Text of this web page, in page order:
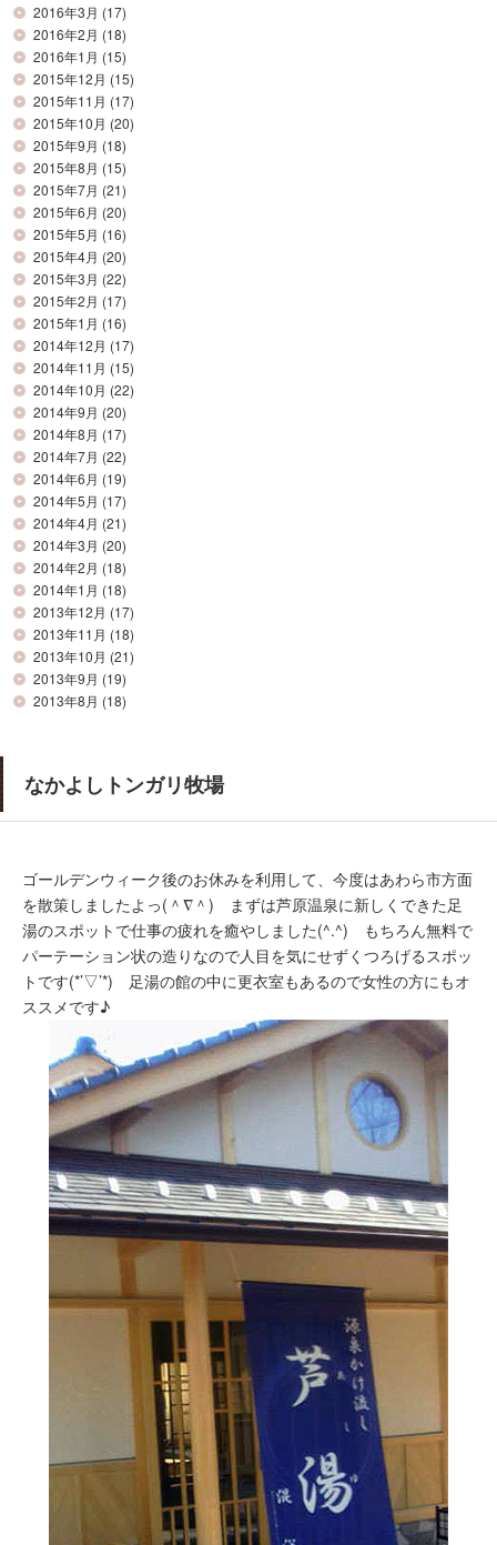
2016年3月 (17)
2016年2月 (18)
2016年1月 (15)
2015年12月 (15)
2015年11月 (17)
2015年10月 (20)
2015年9月 (18)
2015年8月 (15)
2015年7月 (21)
2015年6月 (20)
2015年5月 (16)
2015年4月 (20)
2015年3月 (22)
2015年2月 (17)
2015年1月 (16)
2014年12月 (17)
2014年11月 (15)
2014年10月 (22)
2014年9月 (20)
2014年8月 (17)
2014年7月 (22)
2014年6月 (19)
2014年5月 (17)
2014年4月 (21)
2014年3月 (20)
2014年2月 (18)
2014年1月 (18)
2013年12月 (17)
2013年11月 (18)
2013年10月 (21)
2013年9月 (19)
2013年8月 (18)
なかよしトンガリ牧場
ゴールデンウィーク後のお休みを利用して、今度はあわら市方面
を散策しましたよっ(＾∇＾) まずは芦原温泉に新しくできた足
湯のスポットで仕事の疲れを癒やしました(^.^) もちろん無料で
パーテーション状の造りなので人目を気にせずくつろげるスポッ
トです(*’▽’*) 足湯の館の中に更衣室もあるので女性の方にもオ
ススメです♪